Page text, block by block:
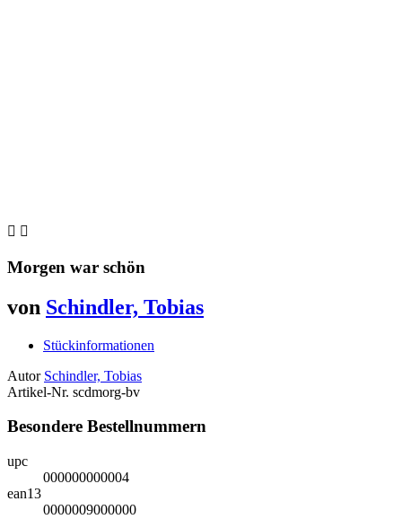
 
Morgen war schön
von Schindler, Tobias
Stückinformationen
Autor Schindler, Tobias
Artikel-Nr. scdmorg-bv
Besondere Bestellnummern
upc
000000000004
ean13
0000009000000